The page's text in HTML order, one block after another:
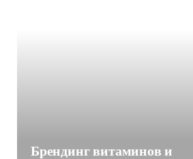
Брендинг витаминов и